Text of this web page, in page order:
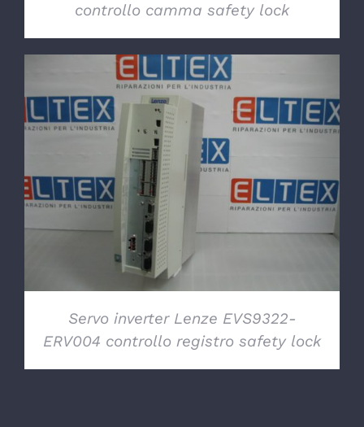
controllo camma safety lock
DETTAGLI
Servo inverter Lenze EVS9322-
ERV004 controllo registro safety lock